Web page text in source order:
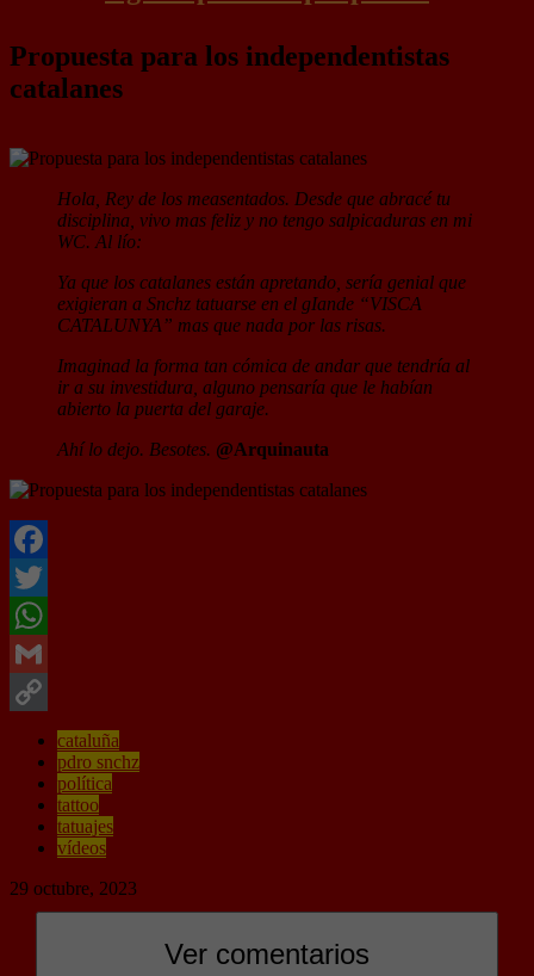
Propuesta para los independentistas
catalanes
Hola, Rey de los measentados. Desde que abracé tu
disciplina, vivo mas feliz y no tengo salpicaduras en mi
WC. Al lío:
Ya que los catalanes están apretando, sería genial que
exigieran a Snchz tatuarse en el gIande “VISCA
CATALUNYA” mas que nada por las risas.
Imaginad la forma tan cómica de andar que tendría al
ir a su investidura, alguno pensaría que le habían
abierto la puerta del garaje.
Ahí lo dejo. Besotes. @Arquinauta
Facebook
Twitter
WhatsApp
Gmail
Link
cataluña
pdro snchz
política
tattoo
tatuajes
vídeos
29 octubre, 2023
Ver comentarios